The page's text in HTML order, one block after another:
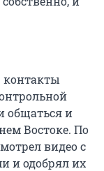
контакты
общаться и
Востоке. По
видео с
и одобрял их